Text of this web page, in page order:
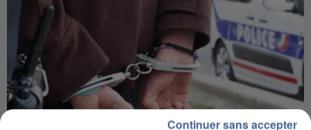
Continuer sans accepter